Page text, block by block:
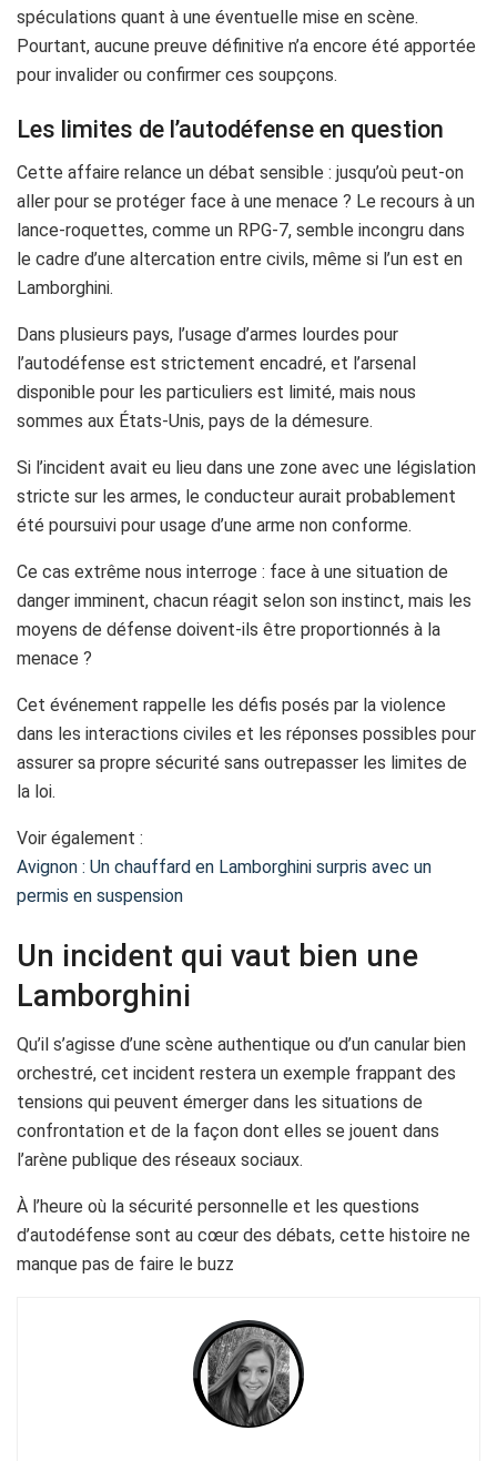
spéculations quant à une éventuelle mise en scène.
Pourtant, aucune preuve définitive n’a encore été apportée
pour invalider ou confirmer ces soupçons.
Les limites de l’autodéfense en question
Cette affaire relance un débat sensible : jusqu’où peut-on
aller pour se protéger face à une menace ? Le recours à un
lance-roquettes, comme un RPG-7, semble incongru dans
le cadre d’une altercation entre civils, même si l’un est en
Lamborghini.
Dans plusieurs pays, l’usage d’armes lourdes pour
l’autodéfense est strictement encadré, et l’arsenal
disponible pour les particuliers est limité, mais nous
sommes aux États-Unis, pays de la démesure.
Si l’incident avait eu lieu dans une zone avec une législation
stricte sur les armes, le conducteur aurait probablement
été poursuivi pour usage d’une arme non conforme.
Ce cas extrême nous interroge : face à une situation de
danger imminent, chacun réagit selon son instinct, mais les
moyens de défense doivent-ils être proportionnés à la
menace ?
Cet événement rappelle les défis posés par la violence
dans les interactions civiles et les réponses possibles pour
assurer sa propre sécurité sans outrepasser les limites de
la loi.
Voir également :
Avignon : Un chauffard en Lamborghini surpris avec un
permis en suspension
Un incident qui vaut bien une
Lamborghini
Qu’il s’agisse d’une scène authentique ou d’un canular bien
orchestré, cet incident restera un exemple frappant des
tensions qui peuvent émerger dans les situations de
confrontation et de la façon dont elles se jouent dans
l’arène publique des réseaux sociaux.
À l’heure où la sécurité personnelle et les questions
d’autodéfense sont au cœur des débats, cette histoire ne
manque pas de faire le buzz